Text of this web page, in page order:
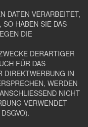
DATEN VERARBEITET,
HABEN SIE DAS
DIE
DERARTIGER
FÜR DAS
DIREKTWERBUNG IN
WERDEN
NICHT
VERWENDET